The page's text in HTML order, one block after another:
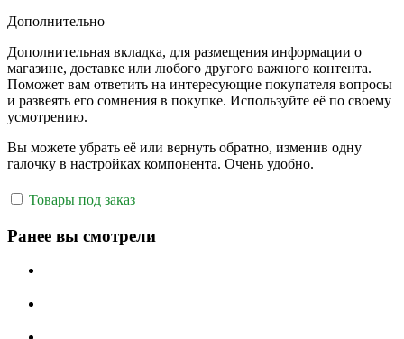
Дополнительно
Дополнительная вкладка, для размещения информации о
магазине, доставке или любого другого важного контента.
Поможет вам ответить на интересующие покупателя вопросы
и развеять его сомнения в покупке. Используйте её по своему
усмотрению.
Вы можете убрать её или вернуть обратно, изменив одну
галочку в настройках компонента. Очень удобно.
Товары под заказ
Ранее вы смотрели